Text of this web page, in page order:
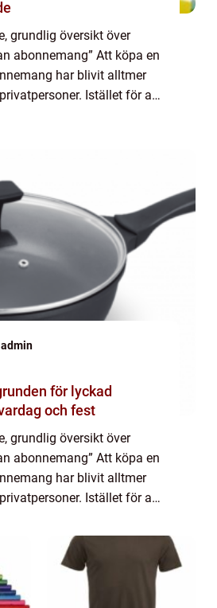
grundlig översikt över
abonnemang” Att köpa en
har blivit alltmer
Istället för att
admin
för lyckad
och fest
grundlig översikt över
abonnemang” Att köpa en
har blivit alltmer
Istället för att
många nu at...